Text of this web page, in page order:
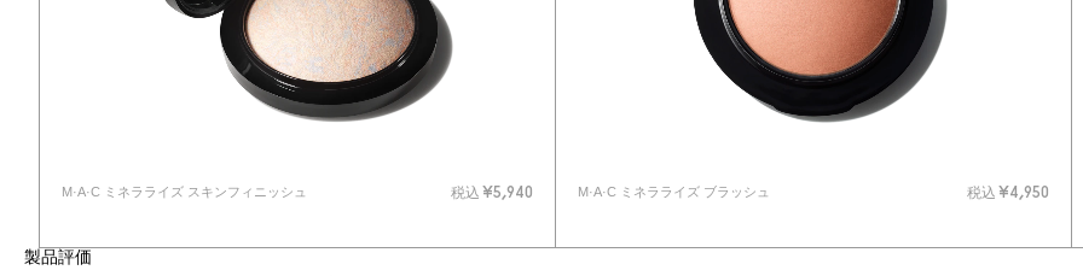
M·A·C ミネラライズ スキンフィニッシュ 税込 ¥5,940 M·A·C ミネラライズ ブラッシュ 税込 ¥4,950
製品評価